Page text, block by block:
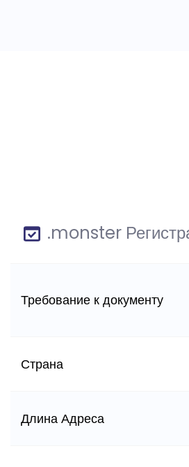
.monster
Требование к документу
Страна
Длина Адреса